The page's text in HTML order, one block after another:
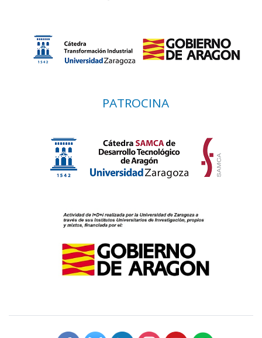
PATROCINA